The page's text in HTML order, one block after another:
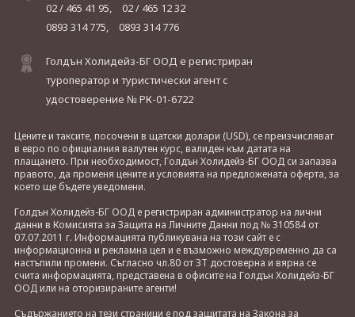
02 / 465 41 95,
02 / 465 12 32
0893 314 775,
0893 314 776
Голдън Холидейз-БГ ООД е регистриран
туроператор и туристически агент с
удостоверение № РК-01-6722
Цените и таксите, посочени в щатски долари (USD), се преизчисляват
в евро по официалния валутен курс, валиден към датата на
плащането. При необходимост, Голдън Холидейз-БГ ООД си запазва
правото, да променя цените и условията на предложената оферта, за
което ще бъдете уведомени.
Голдън Холидейз-БГ ООД е регистриран администратор на лични
данни в Комисията за Защита на Личните Данни под № 310584 от
07.07.2011 г. Информацията публикувана на този сайт е с
информационна и рекламна цел и е възможно междувременно да са
настъпили промени. Съгласно чл.80 от ЗТ достоверна и вярна се
счита информацията, представена в офисите на Голдън Холидейз-БГ
ООД или на оторизираните агенти!
Съдържанието на тези страници е под защитата на Закона за